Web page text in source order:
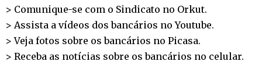
> Comunique-se com o Sindicato no Orkut.
> Assista a vídeos dos bancários noYoutube.
> Veja fotos sobre os bancários no Picasa.
> Receba as notícias sobre os bancários no celular.